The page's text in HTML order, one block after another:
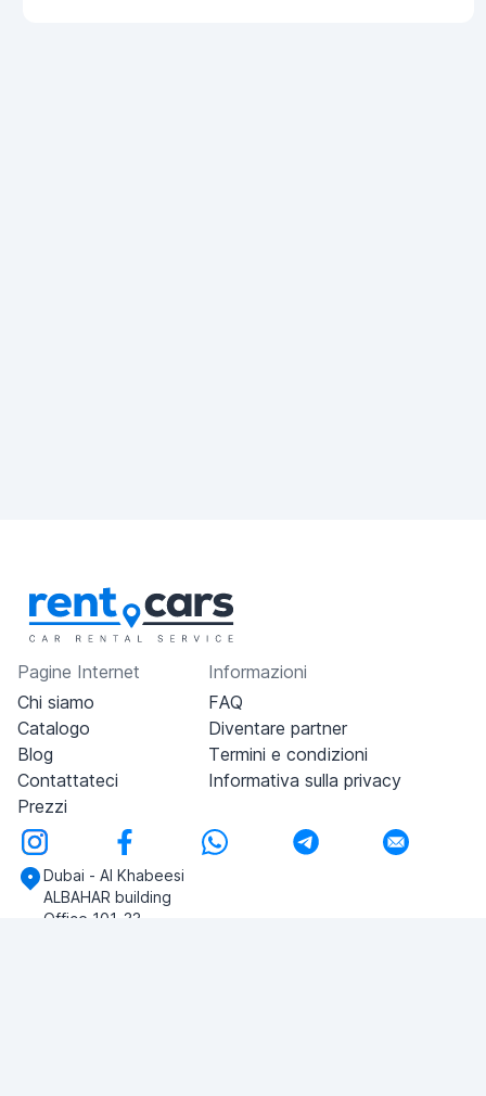
Pagine Internet
Chi siamo
Catalogo
Blog
Contattateci
Prezzi
Informazioni
FAQ
Diventare partner
Termini e condizioni
Informativa sulla privacy
Dubai - Al Khabeesi
ALBAHAR building
Office 101-33